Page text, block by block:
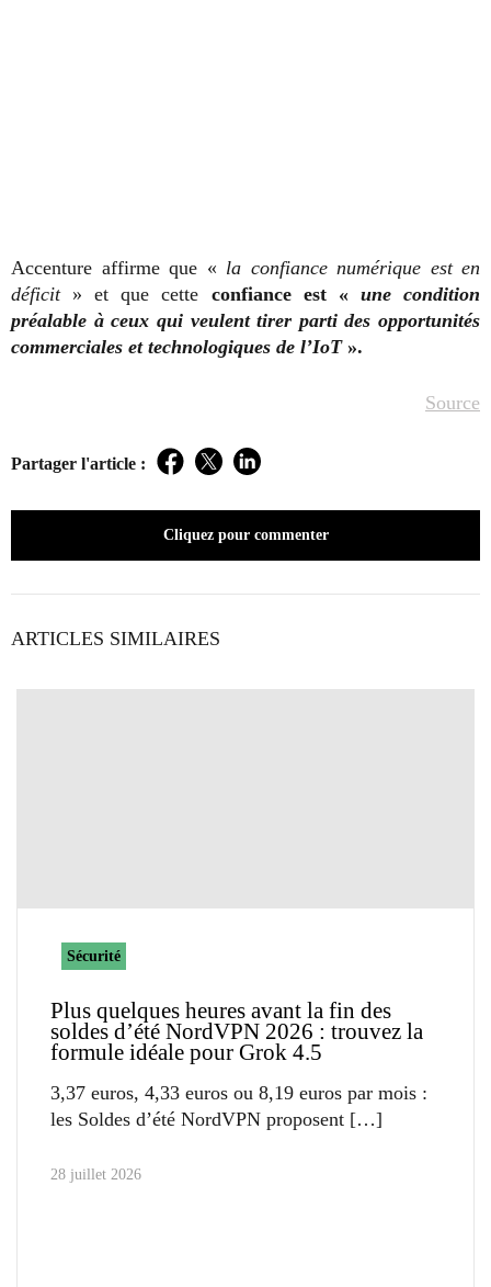
Accenture affirme que « la confiance numérique est en
déficit» et que cette confiance est « une condition
préalable à ceux qui veulent tirer parti des opportunités
commerciales et technologiques de l’IoT ».
Source
Partager l'article : Facebook
TwitterLinkedIn
Cliquez pour commenter
ARTICLES SIMILAIRES
Sécurité
Plus quelques heures avant la fin des
soldes d’été NordVPN 2026 : trouvez la
formule idéale pour Grok 4.5
3,37 euros, 4,33 euros ou 8,19 euros par mois :
les Soldes d’été NordVPN proposent
28 juillet 2026